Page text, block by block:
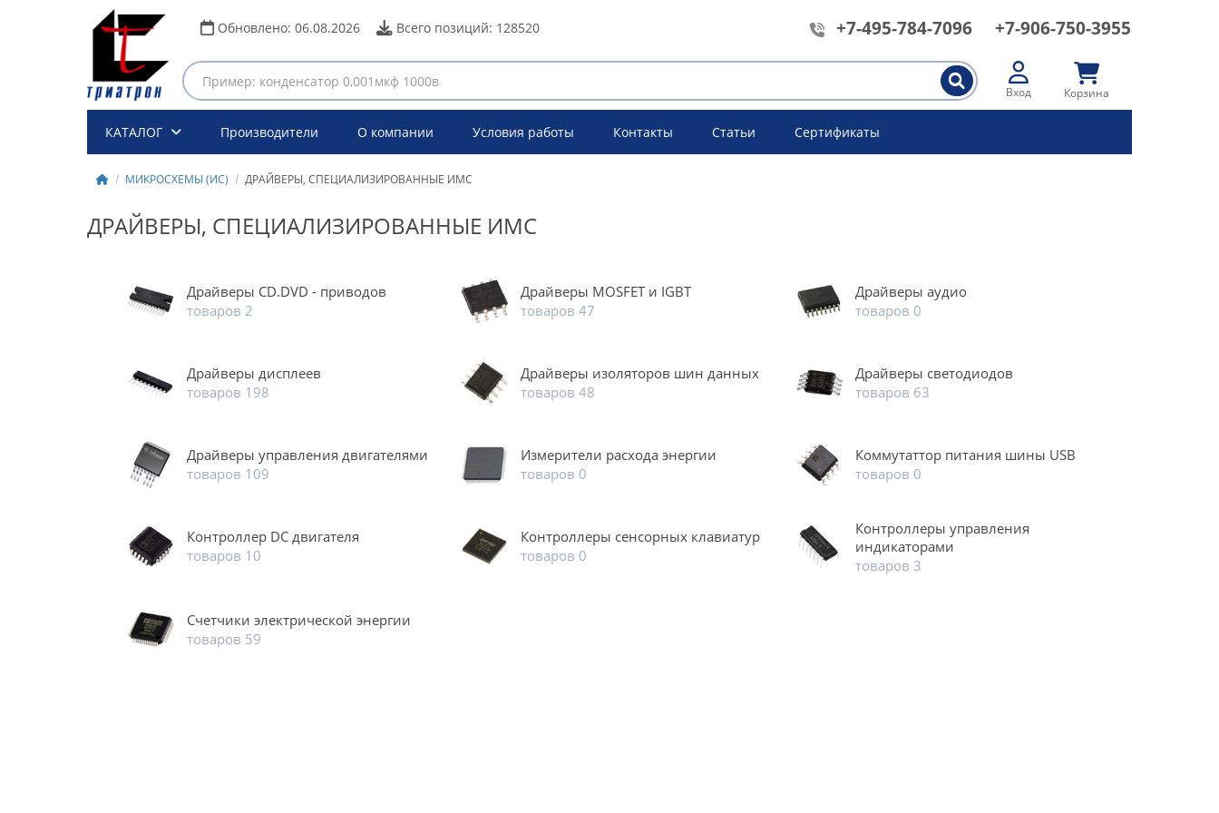
Обновлено: 06.08.2026 Всего позиций: 128520 +7-495-784-7096 +7-906-750-3955
Вход Корзина
КАТАЛОГ Производители О компании Условия работы Контакты Статьи Сертификаты
МИКРОСХЕМЫ (ИС) ДРАЙВЕРЫ, СПЕЦИАЛИЗИРОВАННЫЕ ИМС
ДРАЙВЕРЫ, СПЕЦИАЛИЗИРОВАННЫЕ ИМС
Драйверы CD.DVD - приводов
товаров 2
Драйверы MOSFET и IGBT
товаров 47
Драйверы аудио
товаров 0
Драйверы дисплеев
товаров 198
Драйверы изоляторов шин данных
товаров 48
Драйверы светодиодов
товаров 63
Драйверы управления двигателями
товаров 109
Измерители расхода энергии
товаров 0
Коммутаттор питания шины USB
товаров 0
Контроллер DC двигателя
товаров 10
Контроллеры сенсорных клавиатур
товаров 0
Контроллеры управления
индикаторами
товаров 3
Счетчики электрической энергии
товаров 59